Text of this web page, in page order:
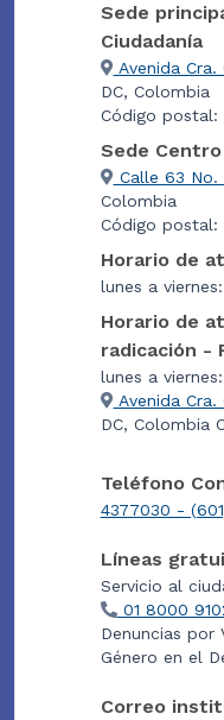
Sede
Ciudadanía
Avenida
DC, Colombia
Código postal:
Sede
Calle 63
Colombia
Código postal:
Horario de
lunes a
Horario de
radicación -
lunes a
Avenida
DC, Colombia
Teléfono
4377030 -
Líneas
Servicio al
01 8000
Denuncias por
Género en el
Correo